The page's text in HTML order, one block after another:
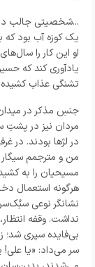
...شخصیتی جالب
یک کوزه‌ آب بود که
او این کار را
یادآوری کند که
تشنگی عذاب
جنسِ مذکر در
مردان نیز در پشتِ
در لژها بودند. در
من و مترجمم سیگار
مسیحیان را به
هرگونه استعمال
نشانگر نوعی
نداشت. وقفه‌
بی‌فایده سپری شد؛
سر می‌داد: «یا